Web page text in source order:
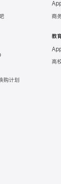
计划
商
教
高